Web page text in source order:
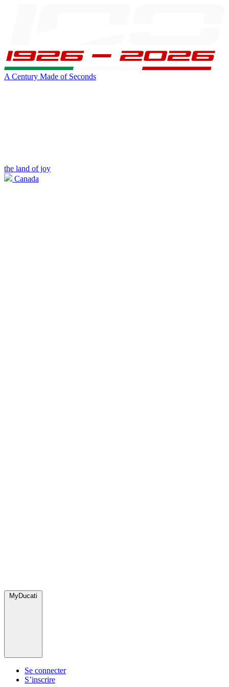
A Century Made of Seconds
the land of joy
Canada
MyDucati
Se connecter
S’inscrire